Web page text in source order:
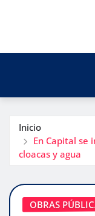
Inicio
En Capital se
cloacas y agua
OBRAS